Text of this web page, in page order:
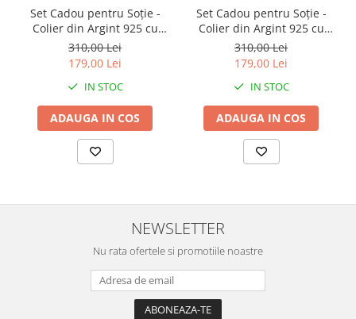
Set Cadou pentru Soție -
Colier din Argint 925 cu
Pandantiv Perla Roz, placat
cu rodiu, în Cutie Elegantă
cu Mesaj Emoționant
310,00 Lei
179,00 Lei
IN STOC
ADAUGA IN COS
Set Cadou pentru Soție -
Colier din Argint 925 cu
Pandantiv Inima Eternă,
placat cu rodiu, în Cutie
Elegantă cu Mesaj
Personalizat
310,00 Lei
179,00 Lei
IN STOC
ADAUGA IN COS
NEWSLETTER
Nu rata ofertele si promotiile noastre